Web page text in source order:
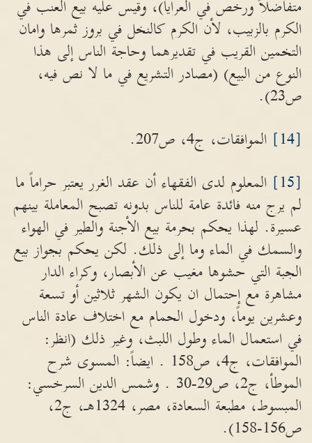
متفاضلاً ورخص في العرايا)، وقيس عليه بيع العنب في
الكرم بالزبيب، لأن الكرم كالنخل في بروز ثمرها وامان
التخمين القريب في تقديرهما وحاجة الناس إلى هذا
النوع من البيع) (مصادر التشريع في ما لا نص فيه،
ص23).
[14]
الموافقات، ج4، ص207.
[15]
المعلوم لدى الفقهاء أن عقد الغرر يعتبر حراماً ما
لم يرج منه فائدة عامة للناس بدونه تصبح المعاملة بينهم
عسيرة. لهذا يحكم بحرمة بيع الأجنة والطير في الهواء
والسمك في الماء وما إلى ذلك. لكن يحكم بجواز بيع
الجبة التي حشوها مغيب عن الأبصار، وكراء الدار
مشاهرة مع إحتمال ان يكون الشهر ثلاثين أو تسعة
وعشرين يوماً، ودخول الحمام مع اختلاف عادة الناس
في استعمال الماء وطول اللبث، وغير ذلك (انظر:
الموافقات، ج4، ص158 . ايضاً: المسوى شرح
الموطأ، ج2، ص29-30 . وشمس الدين السرخسي:
المبسوط، مطبعة السعادة، مصر، 1324هـ، ج2،
ص156-158).